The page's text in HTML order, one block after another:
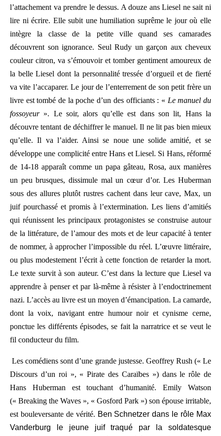
l’attachement va prendre le dessus. A douze ans Liesel ne sait ni
lire ni écrire. Elle subit une humiliation suprême le jour où elle
intègre la classe de la petite ville quand ses camarades
découvrent son ignorance. Seul Rudy un garçon aux cheveux
couleur citron, va s’émouvoir et tomber gentiment amoureux de
la belle Liesel dont la personnalité tressée d’orgueil et de fierté
va vite l’accaparer. Le jour de l’enterrement de son petit frère un
livre est tombé de la poche d’un des officiants : « Le manuel du
fossoyeur». Le soir, alors qu’elle est dans son lit, Hans la
découvre tentant de déchiffrer le manuel. Il ne lit pas bien mieux
qu’elle. Il va l’aider. Ainsi se noue une solide amitié, et se
développe une complicité entre Hans et Liesel. Si Hans, réformé
de 14-18 apparaît comme un papa gâteau, Rosa, aux manières
un peu brusques, dissimule mal un cœur d’or. Les Huberman
sous des allures plutôt rustres cachent dans leur cave, Max, un
juif pourchassé et promis à l’extermination. Les liens d’amitiés
qui réunissent les principaux protagonistes se construise autour
de la littérature, de l’amour des mots et de leur capacité à tenter
de nommer, à approcher l’impossible du réel. L’œuvre littéraire,
ou plus modestement l’écrit à cette fonction de retarder la mort.
Le texte survit à son auteur. C’est dans la lecture que Liesel va
apprendre à penser et par là-même à résister à l’endoctrinement
nazi. L’accès au livre est un moyen d’émancipation. La camarde,
dont la voix, navigant entre humour noir et cynisme cerne,
ponctue les différents épisodes, se fait la narratrice et se veut le
fil conducteur du film.
Les comédiens sont d’une grande justesse. Geoffrey Rush (« Le
Discours d’un roi », « Pirate des Caraïbes ») dans le rôle de
Hans Huberman est touchant d’humanité. Emily Watson
(« Breaking the Waves », « Gosford Park ») son épouse irritable,
est bouleversante de vérité. Ben Schnetzer dans le rôle Max
Vanderburg lejeune juif traqué par la soldatesque